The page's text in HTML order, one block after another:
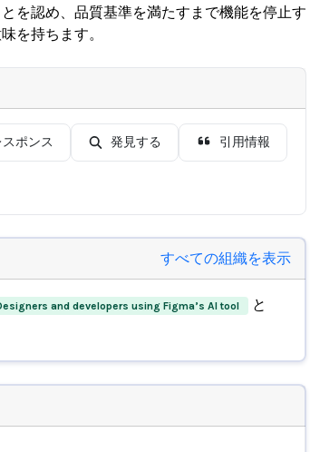
を認め、品質基準を満たすまで機能を停止す
を持ちます。
ポンス 発見する 引用情報
すべての組織を表示
and developers using Figma’s AI tool と